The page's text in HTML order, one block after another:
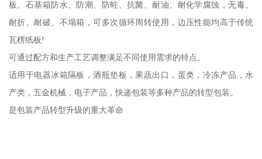
板、石基箱防水、防潮、防蛀、抗菌、耐油、耐化学腐蚀，无毒。
耐折、耐破、不塌箱，可多次循环周转使用，边压性能均高于传统
瓦楞纸板!
可通过配方和生产工艺调整满足不同使用需求的特点。
适用于电器冰箱隔板，酒瓶垫板，果蔬出口，蛋类，冷冻产品，水
产类，五金机械，电子产品，快递包装等多种产品的转型包装。
是包装产品转型升级的重大革命